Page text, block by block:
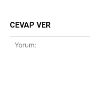
CEVAP VER